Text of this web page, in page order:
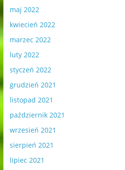
maj 2022
kwiecień 2022
marzec 2022
luty 2022
styczeń 2022
grudzień 2021
listopad 2021
październik 2021
wrzesień 2021
sierpień 2021
lipiec 2021